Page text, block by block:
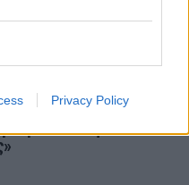
Privacy Policy
για τον Ιβάν Σβιτάιλο
«Θα σηκωθώ πιο